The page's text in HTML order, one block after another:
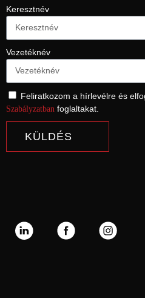
Keresztnév
Vezetéknév
Feliratkozom a hírlevélre és
Szabályzatban foglaltakat.
KÜLDÉS